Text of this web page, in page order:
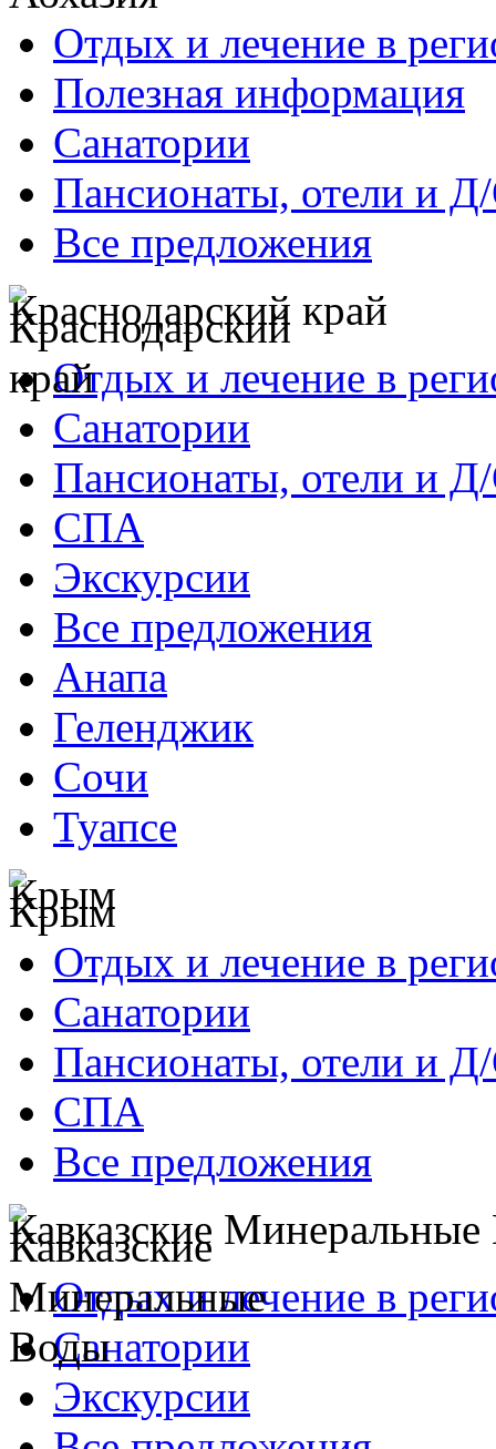
Отдых и лечение в
Полезная информация
Санатории
Пансионаты, отели и
Все предложения
Краснодарский край
Отдых и лечение в
Санатории
Пансионаты, отели и
СПА
Экскурсии
Все предложения
Анапа
Геленджик
Сочи
Туапсе
Крым
Отдых и лечение в
Санатории
Пансионаты, отели и
СПА
Все предложения
Кавказские
Отдых и лечение в
Санатории
Экскурсии